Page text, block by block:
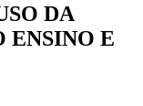
DA
ENSINO E